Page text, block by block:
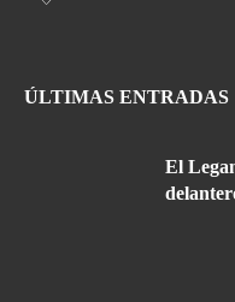
ÚLTIMAS ENTRADAS
El